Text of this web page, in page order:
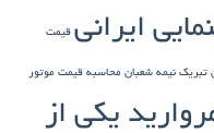
ایرانی قیمت
تبریک نیمه شعبان محاسبه قیمت موتور
یکی از